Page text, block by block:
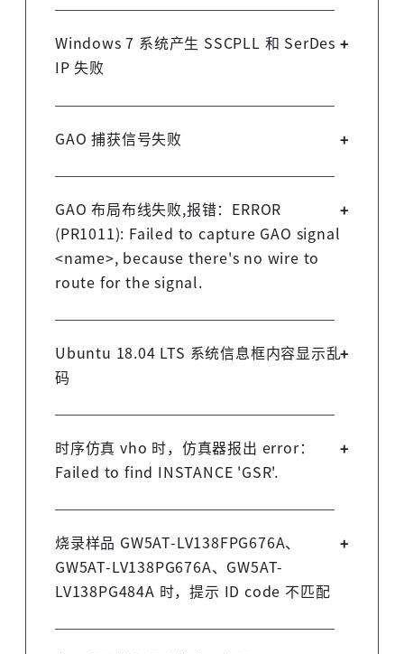
高云用户登录
短信登录 账密登录
获取验证码
未注册手机登录时会自动创建新账号,我已阅读并
登录
Windows 7 系统产生 SSCPLL 和 SerDes
IP 失败
GAO 捕获信号失败
请尝试减小捕获信号数目和捕获深度。
GAO 布局布线失败,报错：ERROR
(PR1011): Failed to capture GAO signal
<name>, because there's no wire to
route for the signal.
Ubuntu 18.04 LTS 系统信息框内容显示乱
码
时序仿真 vho 时，仿真器报出 error：
Failed to find INSTANCE 'GSR'.
称重名，请将.vho 和.sdf 文件中原语 GSR
烧录样品 GW5AT-LV138FPG676A、
GW5AT-LV138PG676A、GW5AT-
LV138PG484A 时，提示 ID code 不匹配
建立软件工程时需要选择对应型号